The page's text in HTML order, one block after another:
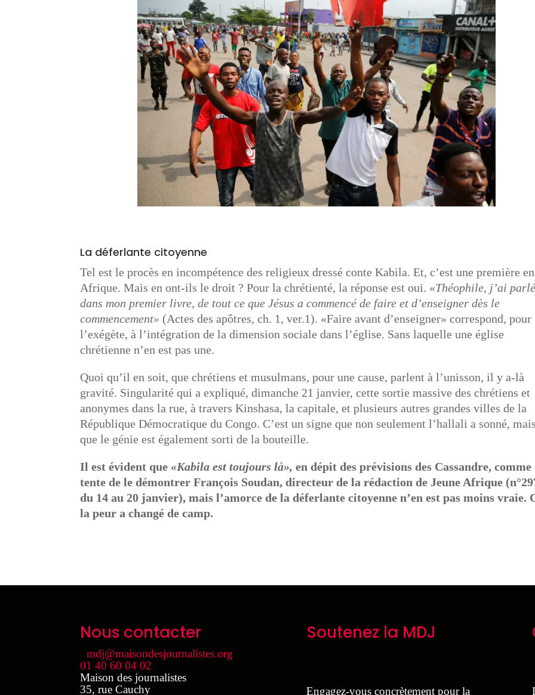
La déferlante citoyenne
Tel est le procès en incompétence des religieux dressé conte Kabila. Et, c’est une première en
Afrique. Mais en ont-ils le droit ? Pour la chrétienté, la réponse est oui. «Théophile, j’ai
dans mon premier livre, de tout ce que Jésus a commencé de faire et d’enseigner dès le
commencement» (Actes des apôtres, ch. 1, ver.1). «Faire avant d’enseigner» correspond, pour
l’exégète, à l’intégration de la dimension sociale dans l’église. Sans laquelle une église
chrétienne n’en est pas une.
Quoi qu’il en soit, que chrétiens et musulmans, pour une cause, parlent à l’unisson, il y a-là
gravité. Singularité qui a expliqué, dimanche 21 janvier, cette sortie massive des chrétiens et
anonymes dans la rue, à travers Kinshasa, la capitale, et plusieurs autres grandes villes de la
République Démocratique du Congo. C’est un signe que non seulement l’hallali a sonné,
que le génie est également sorti de la bouteille.
Il est évident que «Kabila est toujours là», en dépit des prévisions des Cassandre, comme
tente de le démontrer François Soudan, directeur de la rédaction de Jeune Afrique
du 14 au 20 janvier), mais l’amorce de la déferlante citoyenne n’en est pas moins vraie.
la peur a changé de camp.
Nous contacter
mdj@maisondesjournalistes.org
01 40 60 04 02
Maison des journalistes
35, rue Cauchy
Soutenez la MDJ
Engagez-vous concrètement pour la